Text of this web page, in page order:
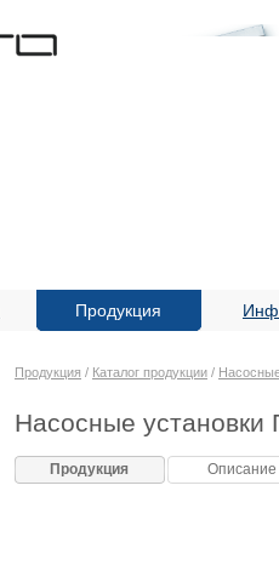
Продукция
Продукция / Каталог продукции /
Насосные установки
Продукция Описание